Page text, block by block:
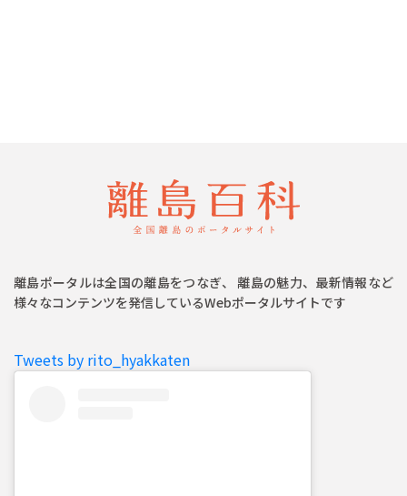
離島ポータルは全国の離島をつなぎ、 離島の魅力、最新情報など
様々なコンテンツを発信しているWebポータルサイトです
Tweets by rito_hyakkaten